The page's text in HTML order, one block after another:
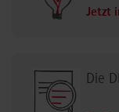
Jetzt
Die